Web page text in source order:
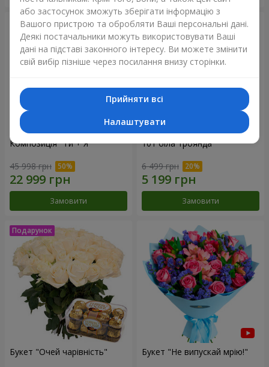
Композиція "Ти + Я"
45 998 грн
Замовити
101 біла троянда
6 499 грн
Замовити
Букет "Очей чарівність" Букет "Не випускай мрію!"
або застосунок зможуть зберігати інформацію з
Вашого пристрою та обробляти Ваші персональні дані.
Деякі постачальники можуть використовувати Ваші
дані на підставі законного інтересу. Ви можете змінити
свій вибір пізніше через посилання внизу сторінки.
Прийняти всі
Налаштувати